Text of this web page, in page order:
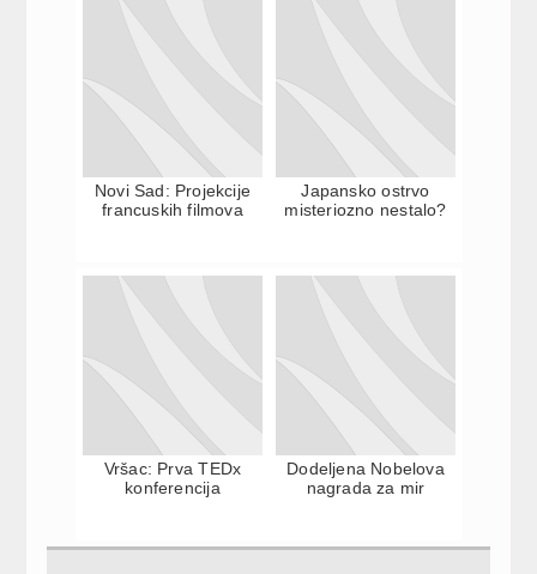
Novi Sad: Projekcije
francuskih filmova
Japansko ostrvo
misteriozno nestalo?
Vršac: Prva TEDx
konferencija
Dodeljena Nobelova
nagrada za mir